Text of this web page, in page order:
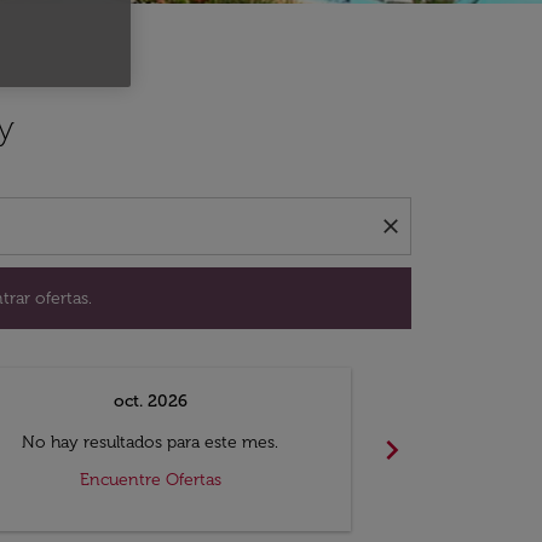
close
ofertas.
para encontrar ofertas.
oct. 2026
No hay resultados para este mes.
Encuentre Ofertas
chevron_right